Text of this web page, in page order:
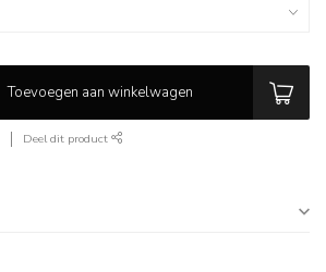
Toevoegen aan winkelwagen
Deel dit product